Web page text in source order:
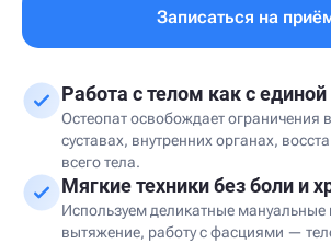
Записаться на
Работа с телом как с
Остеопат освобождает ограничения
суставах, внутренних органах,
всего тела.
Мягкие техники без боли и
Используем деликатные
вытяжение, работу с фасциями —